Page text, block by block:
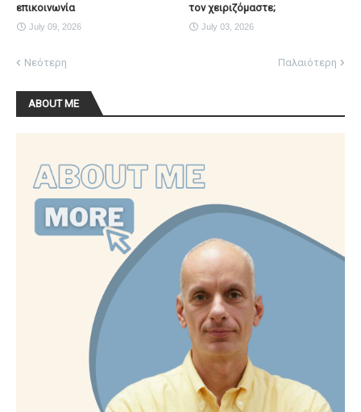
επικοινωνία
July 09, 2026
τον χειριζόμαστε;
July 03, 2026
Νεότερη Παλαιότερη
ABOUT ME